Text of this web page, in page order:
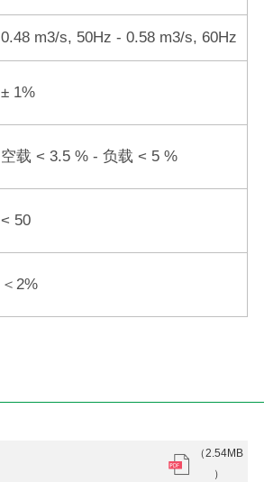
0.48 m3/s, 50Hz - 0.58 m3/s, 60Hz
± 1%
空载 < 3.5 ​​% - 负载 < 5 ​​%
< 50​
＜2%
（2.54MB
）